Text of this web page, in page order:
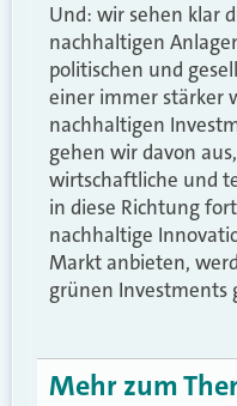
Und: wir sehen klar
nachhaltigen
politischen und
einer immer stärker
nachhaltigen
gehen wir davon
wirtschaftliche und
in diese Richtung
nachhaltige
Markt anbieten,
grünen Investments
Mehr zum